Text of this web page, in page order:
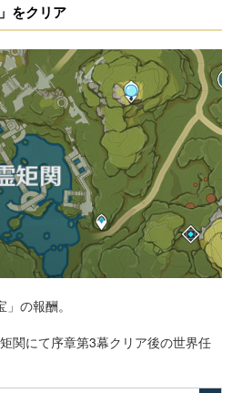
をクリア
の報酬。
関にて序章第3幕クリア後の世界任